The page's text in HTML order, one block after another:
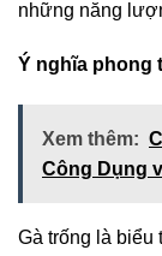
những năng
Ý nghĩa phong
Xem thêm:
Công Dụng
Gà trống là biểu